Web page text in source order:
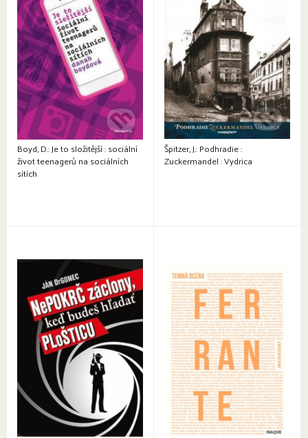
Boyd, D.: Je to složitější : sociální
život teenagerů na sociálních
sítích
Špitzer, J.: Podhradie :
Zuckermandel : Vydrica